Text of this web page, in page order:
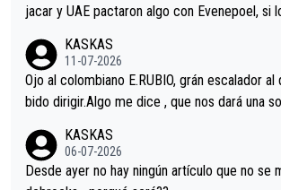
jacar y UAE pactaron algo con Evenepoel, si
i sin pedalear, luego está el saludo con
mano de una manera muy fraternal, más allá
es en el hombro con que saludaba a
eta, a ver si por querer poner a Del Toro con
ción de podio UAE y Pojacar se van complicar
KASKAS
11-07-2026
Ojo al colombiano E.RUBIO, grán escalador al
bido dirigir.Algo me dice , que nos dará
KASKAS
06-07-2026
Desde ayer no hay ningún artículo que no se meta